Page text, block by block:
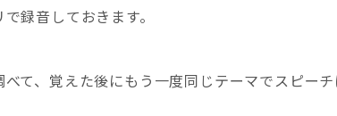
録音しておきます。
て、覚えた後にもう一度同じテーマでスピーチ